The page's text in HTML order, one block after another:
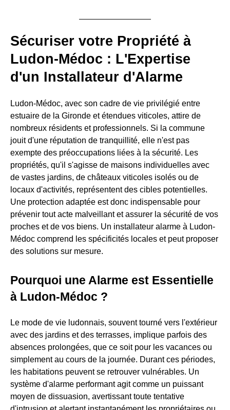
Sécuriser votre Propriété à
Ludon-Médoc : L'Expertise
d'un Installateur d'Alarme
Ludon-Médoc, avec son cadre de vie privilégié entre
estuaire de la Gironde et étendues viticoles, attire de
nombreux résidents et professionnels. Si la commune
jouit d'une réputation de tranquillité, elle n'est pas
exempte des préoccupations liées à la sécurité. Les
propriétés, qu'il s'agisse de maisons individuelles avec
de vastes jardins, de châteaux viticoles isolés ou de
locaux d'activités, représentent des cibles potentielles.
Une protection adaptée est donc indispensable pour
prévenir tout acte malveillant et assurer la sécurité de vos
proches et de vos biens. Un installateur alarme à Ludon-
Médoc comprend les spécificités locales et peut proposer
des solutions sur mesure.
Pourquoi une Alarme est Essentielle
à Ludon-Médoc ?
Le mode de vie ludonnais, souvent tourné vers l'extérieur
avec des jardins et des terrasses, implique parfois des
absences prolongées, que ce soit pour les vacances ou
simplement au cours de la journée. Durant ces périodes,
les habitations peuvent se retrouver vulnérables. Un
système d'alarme performant agit comme un puissant
moyen de dissuasion, avertissant toute tentative